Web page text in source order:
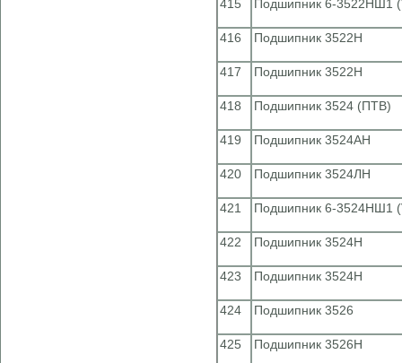
415 Подшипник 6-3522НШ1
416 Подшипник 3522Н
417 Подшипник 3522Н
418 Подшипник 3524 (ПТВ)
419 Подшипник 3524АН
420 Подшипник 3524ЛН
421 Подшипник 6-3524НШ1
422 Подшипник 3524Н
423 Подшипник 3524Н
424 Подшипник 3526
425 Подшипник 3526Н